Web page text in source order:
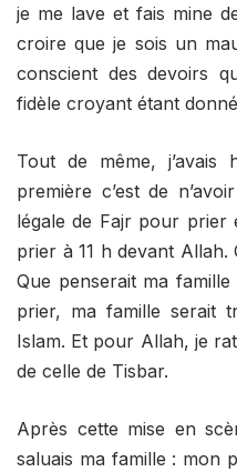
je me lave et fais mine
croire que je sois un
conscient des devoirs
fidèle croyant étant
Tout de même,
première c’est de
légale de Fajr pour prier
prier à 11 h devant
Que penserait ma
prier, ma famille serait
Islam. Et pour Allah, je
de celle de Tisbar.
Après cette mise en
saluais ma famille : mon